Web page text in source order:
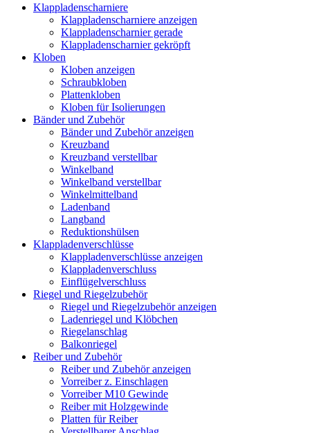
Klappladenscharniere
Klappladenscharniere anzeigen
Klappladenscharnier gerade
Klappladenscharnier gekröpft
Kloben
Kloben anzeigen
Schraubkloben
Plattenkloben
Kloben für Isolierungen
Bänder und Zubehör
Bänder und Zubehör anzeigen
Kreuzband
Kreuzband verstellbar
Winkelband
Winkelband verstellbar
Winkelmittelband
Ladenband
Langband
Reduktionshülsen
Klappladenverschlüsse
Klappladenverschlüsse anzeigen
Klappladenverschluss
Einflügelverschluss
Riegel und Riegelzubehör
Riegel und Riegelzubehör anzeigen
Ladenriegel und Klöbchen
Riegelanschlag
Balkonriegel
Reiber und Zubehör
Reiber und Zubehör anzeigen
Vorreiber z. Einschlagen
Vorreiber M10 Gewinde
Reiber mit Holzgewinde
Platten für Reiber